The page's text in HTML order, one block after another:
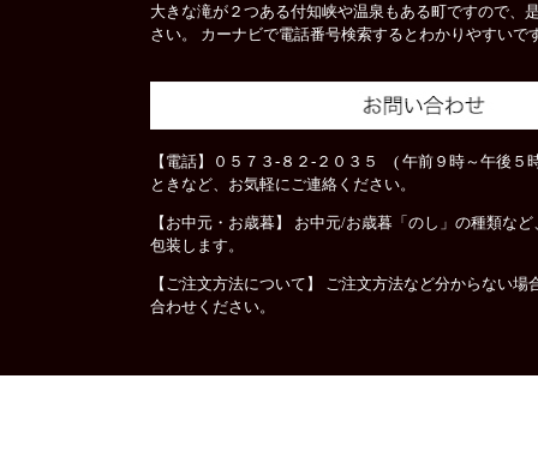
大きな滝が２つある付知峡や温泉もある町ですので、
さい。 カーナビで電話番号検索するとわかりやすいで
【電話】０５７３-８２-２０３５ ( 午前９時～午後５
ときなど、お気軽にご連絡ください。
【お中元・お歳暮】 お中元/お歳暮「のし」の種類な
包装します。
【ご注文方法について】 ご注文方法など分からない場
合わせください。